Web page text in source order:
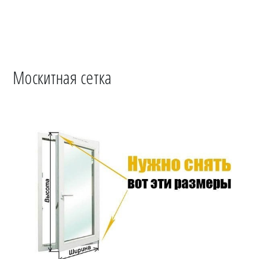
Москитная сетка